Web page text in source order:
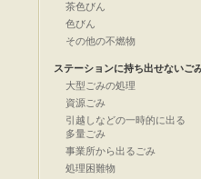
茶色びん
色びん
その他の不燃物
ステーションに持ち出せないご
大型ごみの処理
資源ごみ
引越しなどの一時的に出る
多量ごみ
事業所から出るごみ
処理困難物